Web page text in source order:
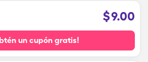
$9.00
un cupón gratis!